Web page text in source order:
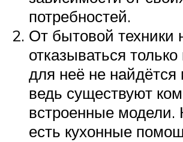
потребностей.
От бытовой техники
отказываться
для неё не найдётся
ведь существуют
встроенные модели.
есть кухонные